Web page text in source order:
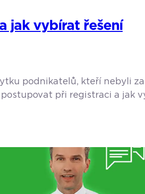
jak vybírat řešení
podnikatelů, kteří nebyli
při registraci a jak